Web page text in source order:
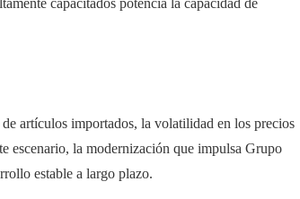
capacitados potencia la capacidad de
artículos importados, la volatilidad en los precios
escenario, la modernización que impulsa Grupo
estable a largo plazo.